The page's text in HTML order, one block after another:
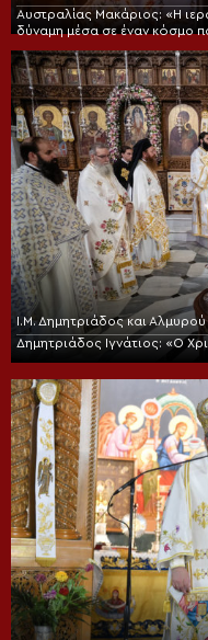
Αυστραλίας Μακάριος: «Η
δύναμη μέσα σε έναν κόσμο
Ι.Μ. Δημητριάδος και Αλμυρού
Δημητριάδος Ιγνάτιος: «Ο